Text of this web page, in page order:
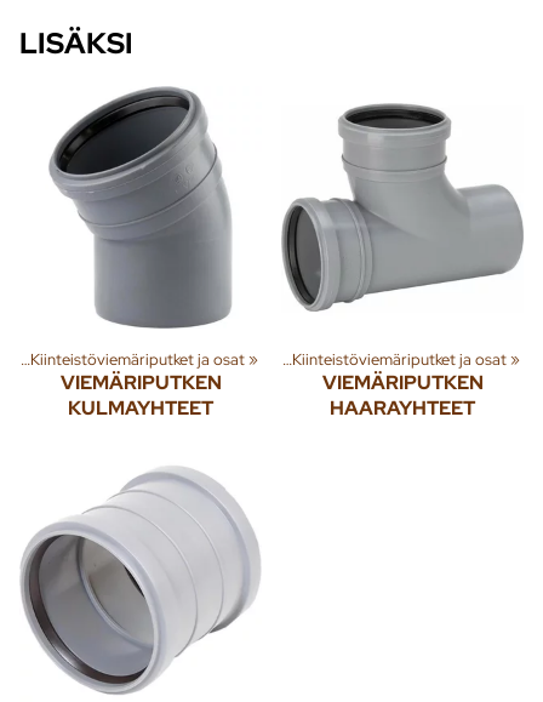
LISÄKSI
‪»Kiinteistöviemäriputket ja osat‪»
VIEMÄRIPUTKEN
KULMAYHTEET
‪»Jäte- ja sadevesi‪»Viemäriputket ‪»Kiinteistöviemäriputket ja osat‪»
VIEMÄRIPUTKEN
HAARAYHTEET